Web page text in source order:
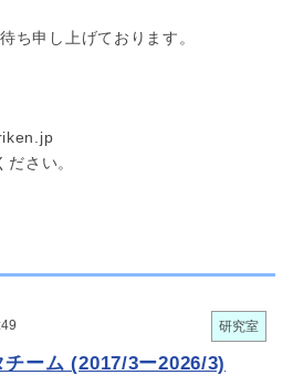
ち申し上げております。
さい。
研究室
ーム (2017/3ー2026/3)